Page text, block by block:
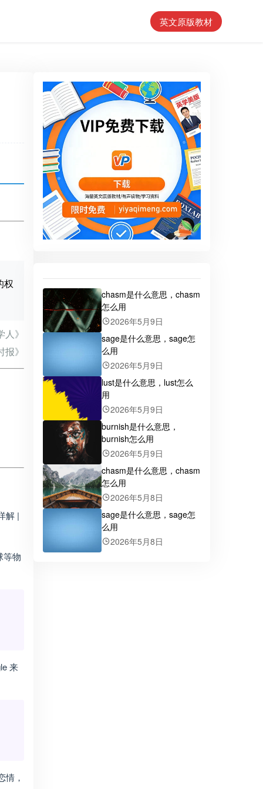
英文原版教材
权
》
》
解 |
等物
来
情，
chasm是什么意思，chasm
怎么用
2026年5月9日
sage是什么意思，sage怎
么用
2026年5月9日
lust是什么意思，lust怎么
用
2026年5月9日
burnish是什么意思，
burnish怎么用
2026年5月9日
chasm是什么意思，chasm
怎么用
2026年5月8日
sage是什么意思，sage怎
么用
2026年5月8日